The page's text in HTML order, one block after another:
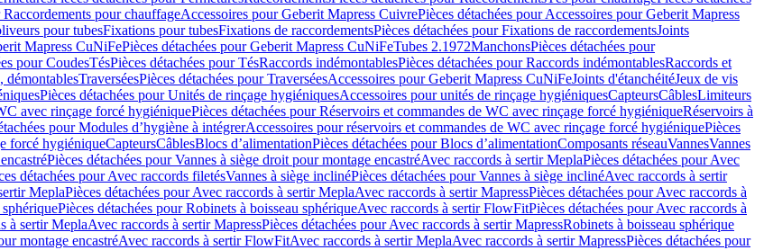
Raccordements pour chauffageAccessoires pour Geberit Mapress CuivrePièces détachées pour Accessoires pour Geberit Mapress
pour tubesFixations pour tubesFixations de raccordementsPièces détachées pour Fixations de raccordementsJoints
Mapress CuNiFePièces détachées pour Geberit Mapress CuNiFeTubes 2.1972ManchonsPièces détachées pour
pour CoudesTésPièces détachées pour TésRaccords indémontablesPièces détachées pour Raccords indémontablesRaccords et
démontablesTraverséesPièces détachées pour TraverséesAccessoires pour Geberit Mapress CuNiFeJoints d'étanchéitéJeux de vis
Pièces détachées pour Unités de rinçage hygiéniquesAccessoires pour unités de rinçage hygiéniquesCapteursCâblesLimiteurs
avec rinçage forcé hygiéniquePièces détachées pour Réservoirs et commandes de WC avec rinçage forcé hygiéniqueRéservoirs à
pour Modules d’hygiène à intégrerAccessoires pour réservoirs et commandes de WC avec rinçage forcé hygiéniquePièces
forcé hygiéniqueCapteursCâblesBlocs d’alimentationPièces détachées pour Blocs d’alimentationComposants réseauVannesVannes
Pièces détachées pour Vannes à siège droit pour montage encastréAvec raccords à sertir MeplaPièces détachées pour Avec
détachées pour Avec raccords filetésVannes à siège inclinéPièces détachées pour Vannes à siège inclinéAvec raccords à sertir
MeplaPièces détachées pour Avec raccords à sertir MeplaAvec raccords à sertir MapressPièces détachées pour Avec raccords à
Pièces détachées pour Robinets à boisseau sphériqueAvec raccords à sertir FlowFitPièces détachées pour Avec raccords à
à sertir MeplaAvec raccords à sertir MapressPièces détachées pour Avec raccords à sertir MapressRobinets à boisseau sphérique
montage encastréAvec raccords à sertir FlowFitAvec raccords à sertir MeplaAvec raccords à sertir MapressPièces détachées pour